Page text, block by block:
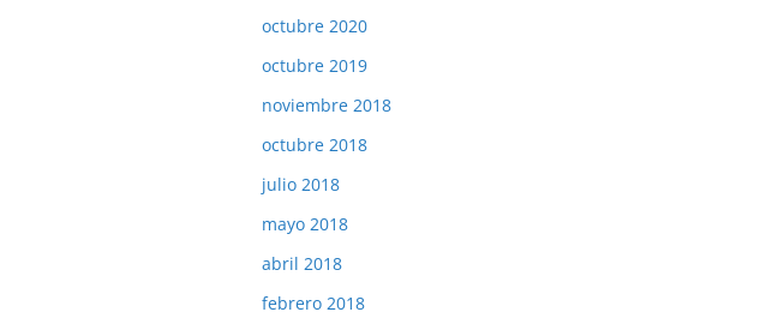
octubre 2020
octubre 2019
noviembre 2018
octubre 2018
julio 2018
mayo 2018
abril 2018
febrero 2018